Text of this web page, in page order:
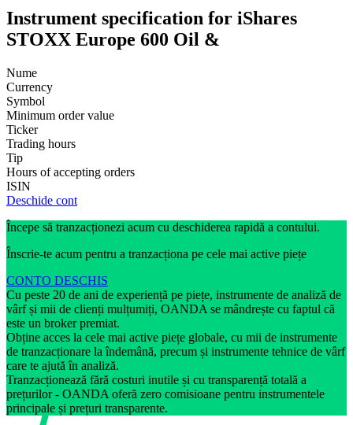
Instrument specification for iShares
STOXX Europe 600 Oil &
Nume
Currency
Symbol
Minimum order value
Ticker
Trading hours
Tip
Hours of accepting orders
ISIN
Deschide cont
Începe să tranzacționezi acum cu deschiderea rapidă a contului.
Înscrie-te acum pentru a tranzacționa pe cele mai active piețe
CONTO DESCHIS
Cu peste 20 de ani de experiență pe piețe, instrumente de analiză de
vârf și mii de clienți mulțumiți, OANDA se mândrește cu faptul că
este un broker premiat.
Obține acces la cele mai active piețe globale, cu mii de instrumente
de tranzacționare la îndemână, precum și instrumente tehnice de vârf
care te ajută în analiză.
Tranzacționează fără costuri inutile și cu transparență totală a
prețurilor - OANDA oferă zero comisioane pentru instrumentele
principale și prețuri transparente.